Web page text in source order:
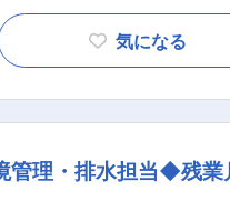
開拓営業ではなく、Web広告に力を入れており反響を頂
なく、お客様への対応を
す。また、お客様に対し
） ■お客様の例 ・展示会／モデルハウスに来ていた
気になる
管理・排水担当◆残